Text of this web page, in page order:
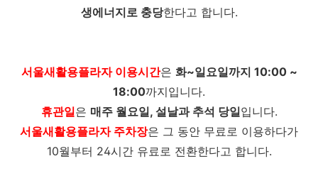
생에너지로 충당한다고 합니다.
서울새활용플라자 이용시간은 화~일요일까지 10:00 ~
18:00까지입니다.
휴관일은 매주 월요일, 설날과 추석 당일입니다.
서울새활용플라자 주차장은 그 동안 무료로 이용하다가
10월부터 24시간 유료로 전환한다고 합니다.